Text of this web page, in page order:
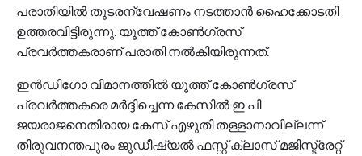
പരാതിയില്‍ തുടരന്വേഷണം നടത്താന്‍ ഹൈക്കോടതി
ഉത്തരവിട്ടിരുന്നു. യൂത്ത് കോണ്‍ഗ്രസ്
പ്രവര്‍ത്തകരാണ് പരാതി നല്‍കിയിരുന്നത്.
ഇന്‍ഡിഗോ വിമാനത്തില്‍ യൂത്ത് കോണ്‍ഗ്രസ്
പ്രവര്‍ത്തകരെ മര്‍ദ്ദിച്ചെന്ന കേസില്‍ ഇ പി
ജയരാജനെതിരായ കേസ് എഴുതി തള്ളാനാവില്ലന്ന്
തിരുവനന്തപുരം ജുഡീഷ്യല്‍ ഫസ്റ്റ് ക്ലാസ് മജിസ്ട്രേറ്റ്